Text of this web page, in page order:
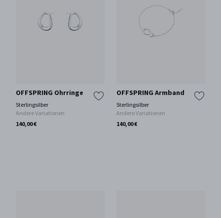
OFFSPRING Ohrringe
Sterlingsilber
Andere Variationen
140,00 €
OFFSPRING Armband
Sterlingsilber
Andere Variationen
140,00 €